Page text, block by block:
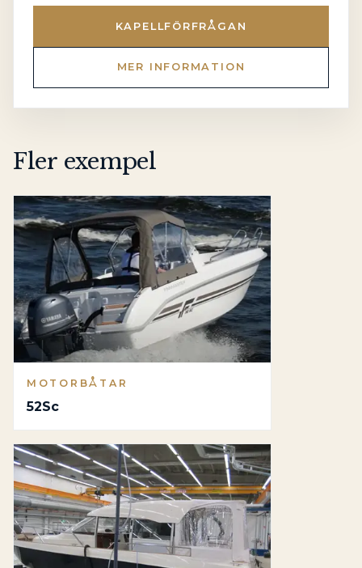
KAPELLFÖRFRÅGAN
MER INFORMATION
Fler exempel
MOTORBÅTAR
52Sc